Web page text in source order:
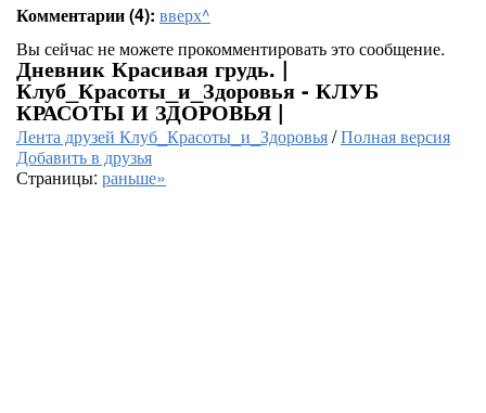
Комментарии (4): вверх^
Вы сейчас не можете прокомментировать это сообщение.
Дневник Красивая грудь. |
Клуб_Красоты_и_Здоровья - КЛУБ
КРАСОТЫ И ЗДОРОВЬЯ |
Лента друзей Клуб_Красоты_и_Здоровья/Полная версия
Добавить в друзья
Страницы: раньше»